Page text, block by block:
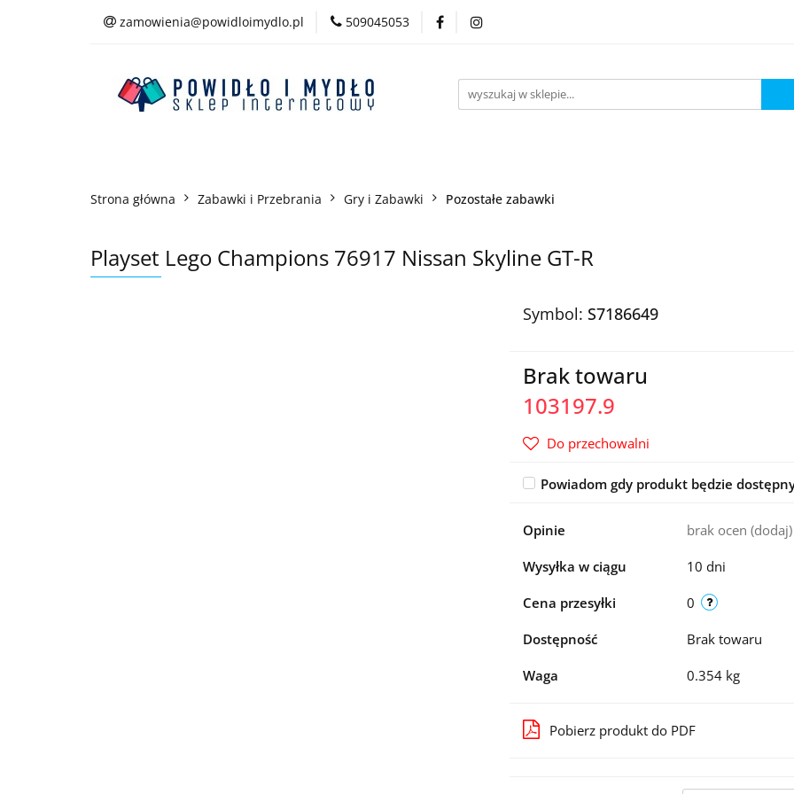
zamowienia@powidloimydlo.pl 509045053
Strona główna Zabawki i Przebrania Gry i Zabawki Pozostałe zabawki
Playset Lego Champions 76917 Nissan Skyline GT-R
Symbol: S7186649
Brak towaru
103197.9
Do przechowalni
Powiadom gdy produkt będzie
Opinie brak ocen (dodaj)
Wysyłka w ciągu 10 dni
Cena przesyłki 0
Dostępność Brak towaru
Waga 0.354 kg
Pobierz produkt do PDF